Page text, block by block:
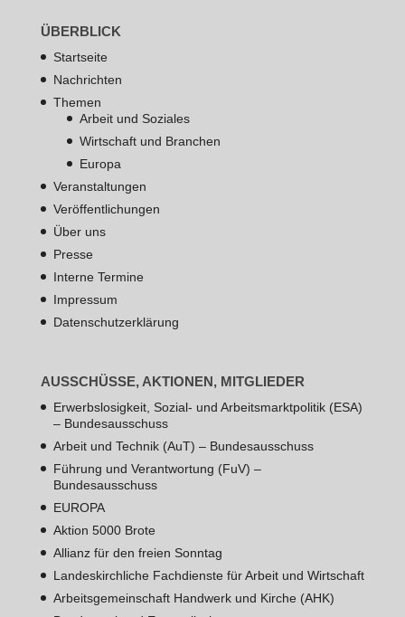
ÜBERBLICK
Startseite
Nachrichten
Themen
Arbeit und Soziales
Wirtschaft und Branchen
Europa
Veranstaltungen
Veröffentlichungen
Über uns
Presse
Interne Termine
Impressum
Datenschutzerklärung
AUSSCHÜSSE, AKTIONEN, MITGLIEDER
Erwerbslosigkeit, Sozial- und Arbeitsmarktpolitik (ESA)
– Bundesausschuss
Arbeit und Technik (AuT) – Bundesausschuss
Führung und Verantwortung (FuV) –
Bundesausschuss
EUROPA
Aktion 5000 Brote
Allianz für den freien Sonntag
Landeskirchliche Fachdienste für Arbeit und Wirtschaft
Arbeitsgemeinschaft Handwerk und Kirche (AHK)